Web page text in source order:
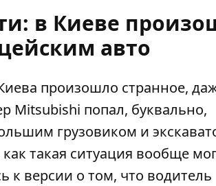
в Киеве
авто
произошло странное,
Mitsubishi попал, буквально,
грузовиком и
такая ситуация вообще
к версии о том, что водитель